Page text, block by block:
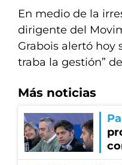
En medio de la
dirigente del
Grabois alertó hoy
traba la gestión”
Más noticias